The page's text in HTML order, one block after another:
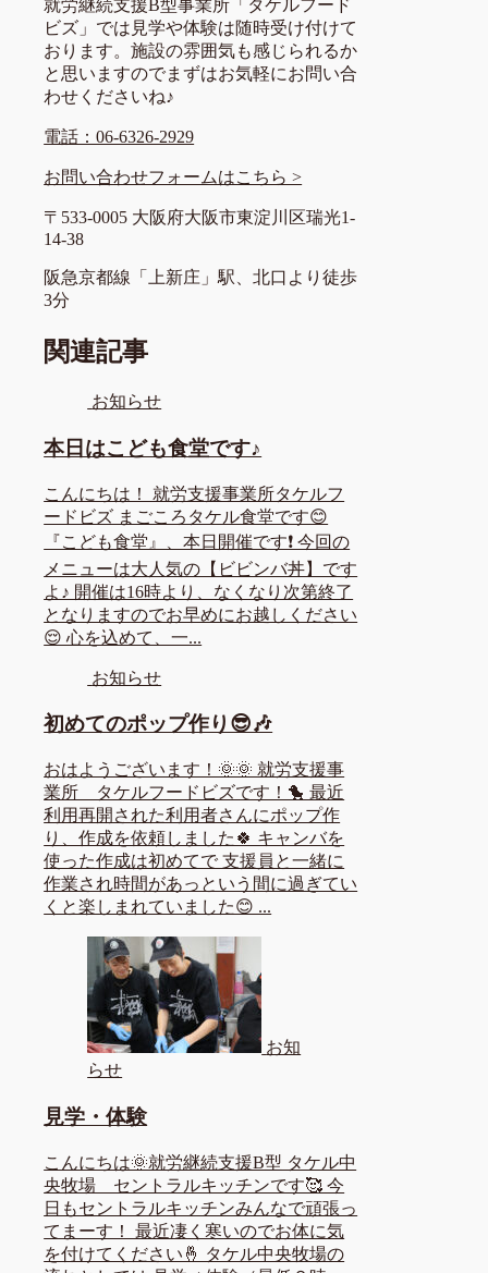
就労継続支援B型事業所「タケルフード
ビズ」では見学や体験は随時受け付けて
おります。施設の雰囲気も感じられるか
と思いますのでまずはお気軽にお問い合
わせくださいね♪
電話：06-6326-2929
お問い合わせフォームはこちら >
〒533-0005 大阪府大阪市東淀川区瑞光1-
14-38
阪急京都線「上新庄」駅、北口より徒歩
3分
関連記事
お知らせ
本日はこども食堂です♪
こんにちは！ 就労支援事業所タケルフ
ードビズ まごころタケル食堂です😊
『こども食堂』、本日開催です❗ 今回の
メニューは大人気の【ビビンバ丼】です
よ♪ 開催は16時より、なくなり次第終了
となりますのでお早めにお越しください
😌 心を込めて、一...
お知らせ
初めてのポップ作り😎🎶
おはようございます！🌞🌞 就労支援事
業所 タケルフードビズです！🐤 最近
利用再開された利用者さんにポップ作
り、作成を依頼しました🍀 キャンバを
使った作成は初めてで 支援員と一緒に
作業され時間があっという間に過ぎてい
くと楽しまれていました😊 ...
お知
らせ
見学・体験
こんにちは🌞就労継続支援B型 タケル中
央牧場 セントラルキッチンです🥰 今
日もセントラルキッチンみんなで頑張っ
てまーす！ 最近凄く寒いのでお体に気
を付けてください🤞 タケル中央牧場の